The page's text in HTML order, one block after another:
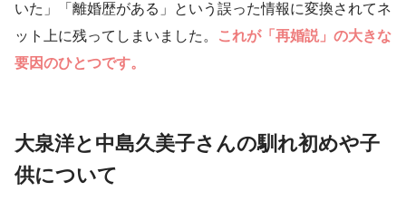
いた」「離婚歴がある」という誤った情報に変換されてネ
ット上に残ってしまいました。
これが「再婚説」の大きな
要因のひとつです。
大泉洋と中島久美子さんの馴れ初めや子
供について